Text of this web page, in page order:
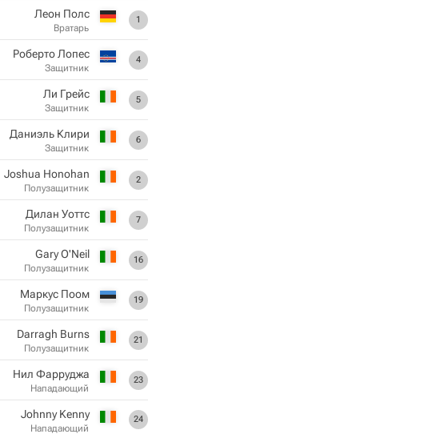
1
Леон Полс
Вратарь
4
Роберто Лопес
Защитник
5
Ли Грейс
Защитник
6
Даниэль Клири
Защитник
2
Joshua Honohan
Полузащитник
7
Дилан Уоттс
Полузащитник
16
Gary O'Neil
Полузащитник
19
Маркус Поом
Полузащитник
21
Darragh Burns
Полузащитник
23
Нил Фарруджа
Нападающий
24
Johnny Kenny
Нападающий